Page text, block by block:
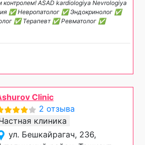
ASAD kardiologiya Nevrologiya
✅ Невропатолог ✅ Эндокринолог ✅
✅ Терапевт ✅ Ревматолог ✅
Clinic
2 отзыва
клиника
ул. Бешкайрагач, 236,